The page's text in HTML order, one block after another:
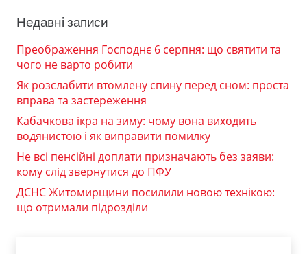
Недавні записи
Преображення Господнє 6 серпня: що святити та
чого не варто робити
Як розслабити втомлену спину перед сном: проста
вправа та застереження
Кабачкова ікра на зиму: чому вона виходить
водянистою і як виправити помилку
Не всі пенсійні доплати призначають без заяви:
кому слід звернутися до ПФУ
ДСНС Житомирщини посилили новою технікою:
що отримали підрозділи